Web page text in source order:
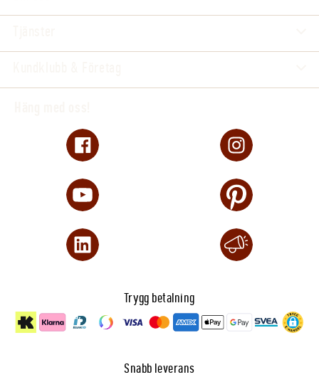
Trygg betalning
Snabb leverans